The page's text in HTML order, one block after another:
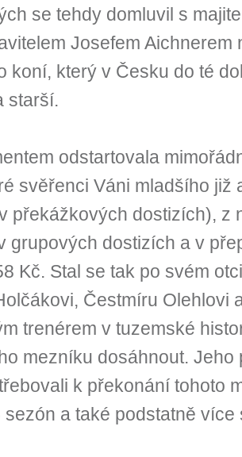
se tehdy domluvil s
Josefem Aichnerem
koní, který v Česku do té
starší.
odstartovala
svěřenci Váni mladšího již
překážkových dostizích), z
grupových dostizích a v
Kč. Stal se tak po svém
Čestmíru Olehlovi
trenérem v tuzemské
mezníku dosáhnout.
k překonání tohoto
sezón a také podstatně